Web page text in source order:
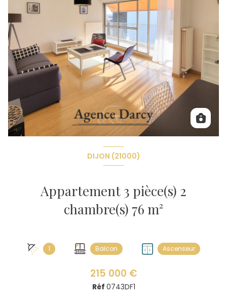
DIJON (21000)
Appartement 3 pièce(s) 2
chambre(s) 76 m²
1 Balcon Ascenseur
215 000 €
Réf 0743DF1